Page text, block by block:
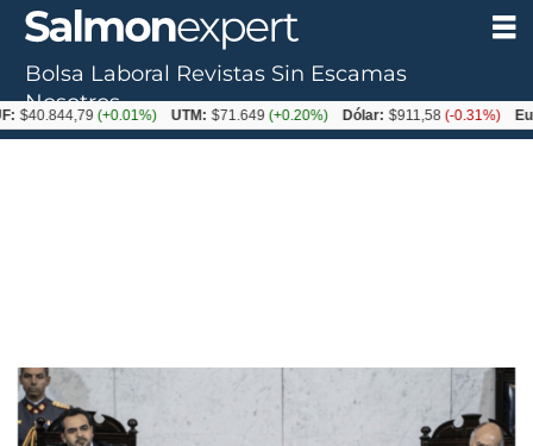
Bolsa Laboral Revistas Sin Escamas
Nosotros
(+0.01%) UTM: $71.649(+0.20%) Dólar: $911,58(-0.31%) Euro: